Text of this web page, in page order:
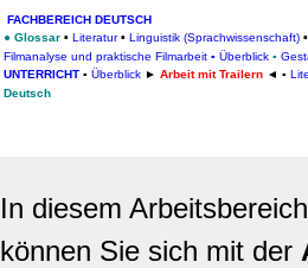
FACHBEREICH DEUTSCH
● Glossar ▪ Literatur ▪ Linguistik (Sprachwissenschaft) ▪
Filmanalyse und praktische Filmarbeit ▪ Überblick ▪
UNTERRICHT ▪ Überblick ► Arbeit mit Trailern ◄ ▪
Deutsch
In diesem
können Sie sich mit der